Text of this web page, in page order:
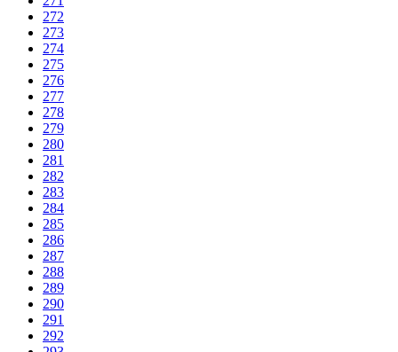
272
273
274
275
276
277
278
279
280
281
282
283
284
285
286
287
288
289
290
291
292